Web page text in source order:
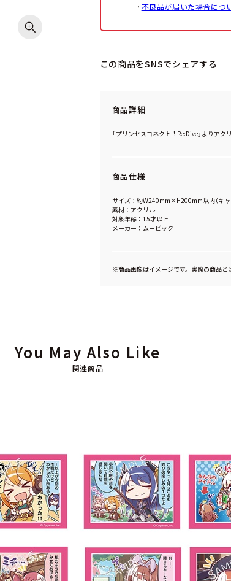
不良品が届いた場合につ
この商品をSNSでシェアする
商品詳細
「プリンセスコネクト！Re:Dive」よりアク
商品仕様
サイズ：約W240mm×H200mm以内（キャ
素材：アクリル
対象年齢：15才以上
メーカー：ムービック
※商品画像はイメージです。実際の商品と
関連商品
You May Also Like